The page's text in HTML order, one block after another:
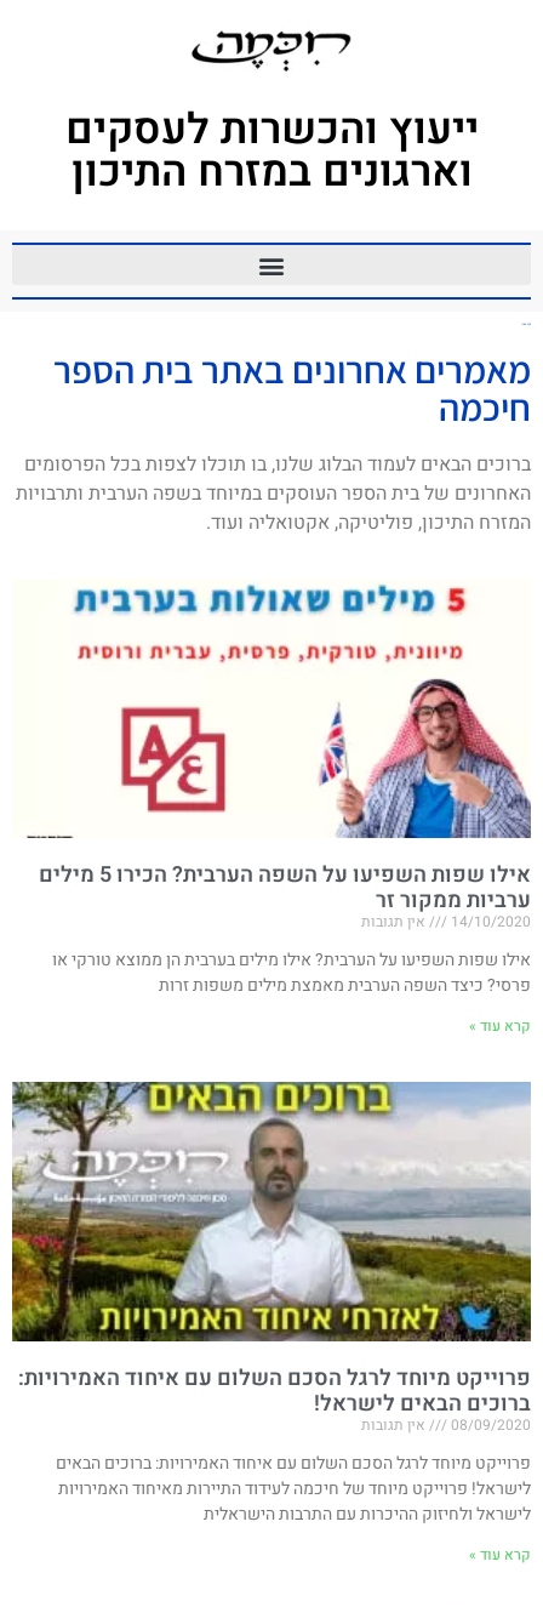
ייעוץ והכשרות לעסקים
וארגונים במזרח התיכון
להג כפרי
מאמרים אחרונים באתר בית הספר
חיכמה
ברוכים הבאים לעמוד הבלוג שלנו, בו תוכלו לצפות בכל הפרסומים
האחרונים של בית הספר העוסקים במיוחד בשפה הערבית ותרבויות
המזרח התיכון, פוליטיקה, אקטואליה ועוד.
אילו שפות השפיעו על השפה הערבית? הכירו 5 מילים
ערביות ממקור זר
14/10/2020 אין תגובות
אילו שפות השפיעו על הערבית? אילו מילים בערבית הן ממוצא טורקי או
פרסי? כיצד השפה הערבית מאמצת מילים משפות זרות
קרא עוד »
פרוייקט מיוחד לרגל הסכם השלום עם איחוד האמירויות​:
ברוכים הבאים לישראל!
08/09/2020 אין תגובות
פרוייקט מיוחד לרגל הסכם השלום עם איחוד האמירויות​: ברוכים הבאים
לישראל! פרוייקט מיוחד של חיכמה לעידוד התיירות מאיחוד האמירויות
לישראל ולחיזוק ההיכרות עם התרבות הישראלית
קרא עוד »